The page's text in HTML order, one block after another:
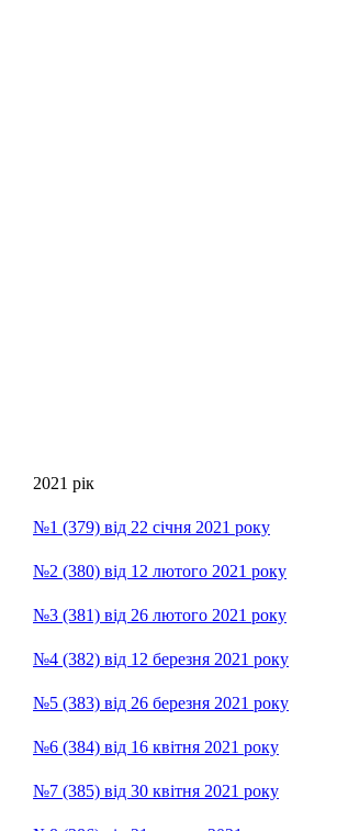
2021 рік
№1 (379) від 22 січня 2021 року
№2 (380) від 12 лютого 2021 року
№3 (381) від 26 лютого 2021 року
№4 (382) від 12 березня 2021 року
№5 (383) від 26 березня 2021 року
№6 (384) від 16 квітня 2021 року
№7 (385) від 30 квітня 2021 року